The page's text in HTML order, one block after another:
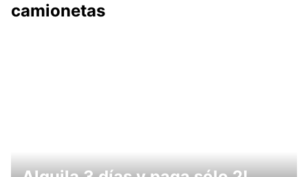
camionetas